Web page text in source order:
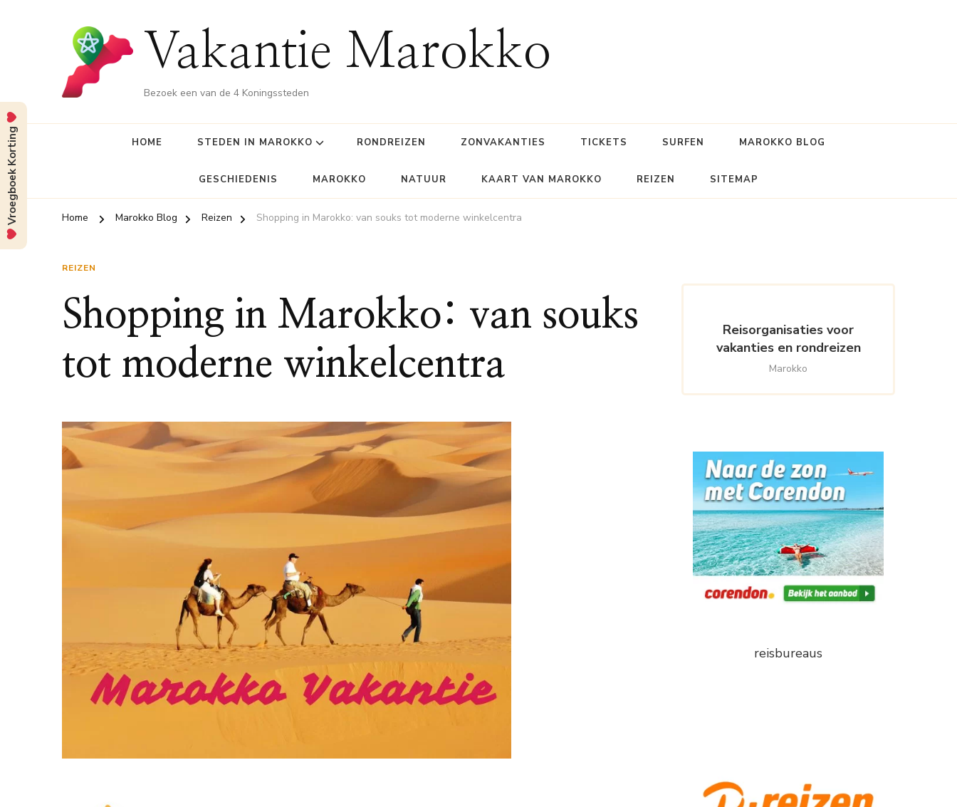
Vakantie Marokko
Bezoek een van de 4 Koningssteden
HOME STEDEN IN MAROKKO RONDREIZEN ZONVAKANTIES TICKETS SURFEN MAROKKO BLOG
GESCHIEDENIS MAROKKO NATUUR KAART VAN MAROKKO REIZEN SITEMAP
Home Marokko Blog Reizen Shopping in Marokko: van souks tot moderne winkelcentra
REIZEN
Shopping in Marokko: van souks
tot moderne winkelcentra
Reisorganisaties voor
vakanties en rondreizen
Marokko
reisbureaus
Vroegboek Korting